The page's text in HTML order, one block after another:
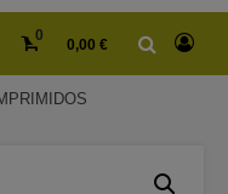
0
0,00 €